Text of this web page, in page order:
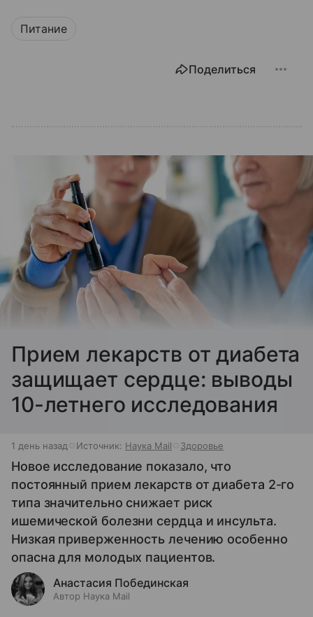
Питание
Поделиться
Прием лекарств от диабета
защищает сердце: выводы
10-летнего исследования
1 день назад Источник: Наука Mail Здоровье
Новое исследование показало, что
постоянный прием лекарств от диабета 2-го
типа значительно снижает риск
ишемической болезни сердца и инсульта.
Низкая приверженность лечению особенно
опасна для молодых пациентов.
Анастасия Побединская
Автор Наука Mail